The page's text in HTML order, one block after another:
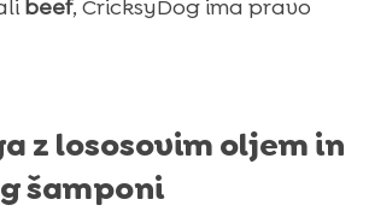
beef, CricksyDog ima pravo
z lososovim oljem in
šamponi